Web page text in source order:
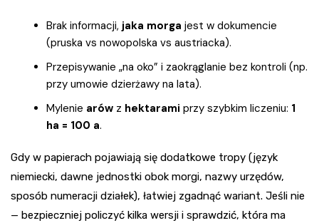
Brak informacji, jaka morga jest w dokumencie
(pruska vs nowopolska vs austriacka).
Przepisywanie „na oko” i zaokrąglanie bez kontroli (np.
przy umowie dzierżawy na lata).
Mylenie arów z hektarami przy szybkim liczeniu: 1
ha = 100 a.
Gdy w papierach pojawiają się dodatkowe tropy (język
niemiecki, dawne jednostki obok morgi, nazwy urzędów,
sposób numeracji działek), łatwiej zgadnąć wariant. Jeśli nie
— bezpieczniej policzyć kilka wersji i sprawdzić, która ma